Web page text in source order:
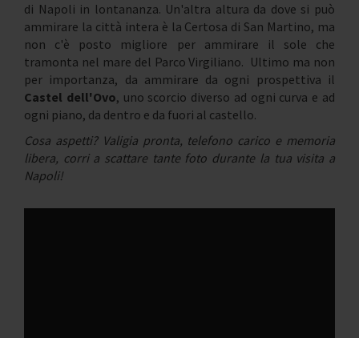
di Napoli in lontananza. Un'altra altura da dove si può
ammirare la città intera è la Certosa di San Martino, ma
non c'è posto migliore per ammirare il sole che
tramonta nel mare del Parco Virgiliano. Ultimo ma non
per importanza, da ammirare da ogni prospettiva il
Castel dell'Ovo, uno scorcio diverso ad ogni curva e ad
ogni piano, da dentro e da fuori al castello.
Cosa aspetti? Valigia pronta, telefono carico e memoria
libera, corri a scattare tante foto durante la tua visita a
Napoli!